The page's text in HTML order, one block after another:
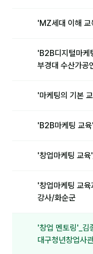
전체 도구
제안·영업
재무·계약
B2B 영업도구
'MZ세대 이해 교
'B2B디지털마케
부경대 수산가공
'마케팅의 기본
'B2B마케팅 교
'창업마케팅 교
'창업마케팅 교
강사/화순군
'창업 멘토링'_김
대구청년창업사